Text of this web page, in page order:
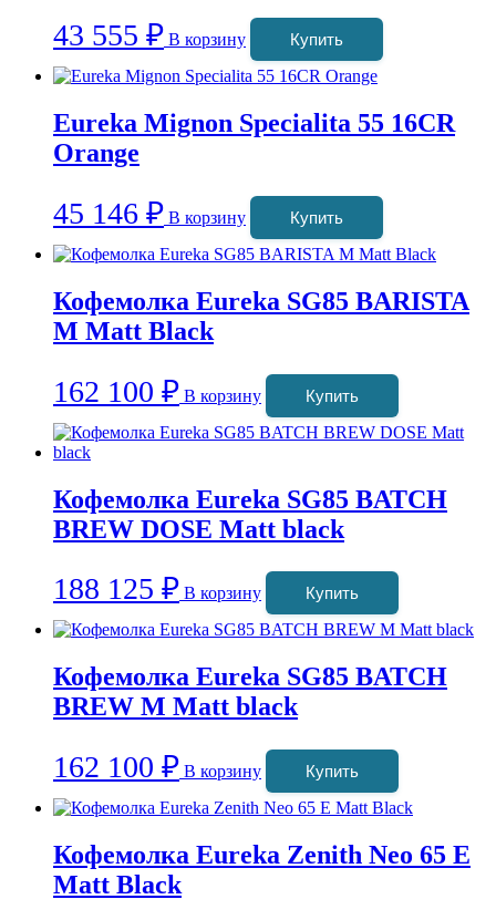
43 555 ₽ В корзину Купить
Eureka Mignon Specialita 55 16CR
Orange
45 146 ₽ В корзину Купить
Кофемолка Eureka SG85 BARISTA
M Matt Black
162 100 ₽ В корзину Купить
Кофемолка Eureka SG85 BATCH
BREW DOSE Matt black
188 125 ₽ В корзину Купить
Кофемолка Eureka SG85 BATCH
BREW M Matt black
162 100 ₽ В корзину Купить
Кофемолка Eureka Zenith Neo 65 E
Matt Black